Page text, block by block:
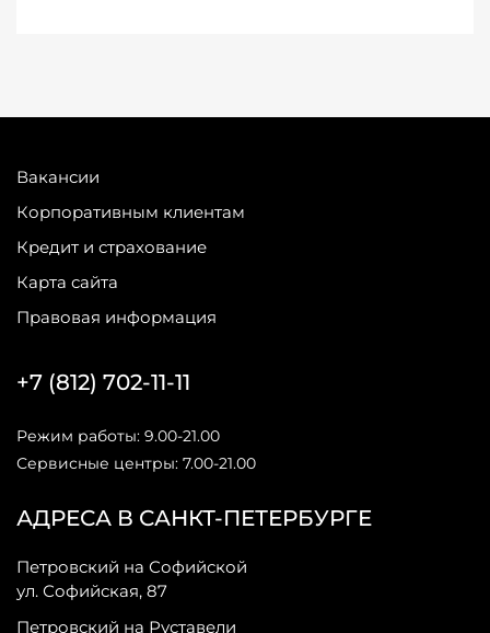
Вакансии
Корпоративным клиентам
Кредит и страхование
Карта сайта
Правовая информация
АДРЕСА В САНКТ-ПЕТЕРБУРГЕ
Петровский на Софийской
ул. Софийская, 87
Петровский на Руставели
+7 (812) 702-11-11
Режим работы: 9.00-21.00
Сервисные центры: 7.00-21.00